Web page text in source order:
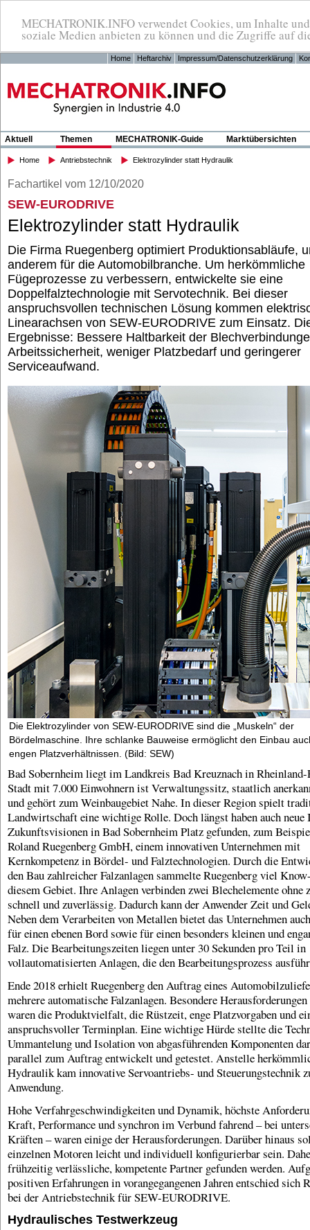
MECHATRONIK.INFO verwendet Cookies, um Inhalte
soziale Medien anbieten zu können und die Zugriffe auf
Home Heftarchiv Impressum/Datenschutzerklärung
Aktuell Themen MECHATRONIK-Guide Marktübersichten
Home Antriebstechnik Elektrozylinder statt Hydraulik
Fachartikel vom 12/10/2020
SEW-EURODRIVE
Elektrozylinder statt Hydraulik
Die Firma Ruegenberg optimiert Produktionsabläufe,
anderem für die Automobilbranche. Um herkömmliche
Fügeprozesse zu verbessern, entwickelte sie eine
Doppelfalztechnologie mit Servotechnik. Bei dieser
anspruchsvollen technischen Lösung kommen
Linearachsen von SEW-EURODRIVE zum Einsatz.
Ergebnisse: Bessere Haltbarkeit der
Arbeitssicherheit, weniger Platzbedarf und geringerer
Serviceaufwand.
Die Elektrozylinder von SEW-EURODRIVE sind die „Muskeln“ der
Bördelmaschine. Ihre schlanke Bauweise ermöglicht den Einbau
engen Platzverhältnissen. (Bild: SEW)
Bad Sobernheim liegt im Landkreis Bad Kreuznach in
Stadt mit 7.000 Einwohnern ist Verwaltungssitz, staatlich
und gehört zum Weinbaugebiet Nahe. In dieser Region spielt
Landwirtschaft eine wichtige Rolle. Doch längst haben auch neue
Zukunftsvisionen in Bad Sobernheim Platz gefunden, zum
Roland Ruegenberg GmbH, einem innovativen Unternehmen mit
Kernkompetenz in Bördel- und Falztechnologien. Durch die
den Bau zahlreicher Falzanlagen sammelte Ruegenberg viel
diesem Gebiet. Ihre Anlagen verbinden zwei Blechelemente ohne
schnell und zuverlässig. Dadurch kann der Anwender Zeit und
Neben dem Verarbeiten von Metallen bietet das Unternehmen
für einen ebenen Bord sowie für einen besonders kleinen und
Falz. Die Bearbeitungszeiten liegen unter 30 Sekunden pro Teil in
vollautomatisierten Anlagen, die den Bearbeitungsprozess
Ende 2018 erhielt Ruegenberg den Auftrag eines
mehrere automatische Falzanlagen. Besondere
waren die Produktvielfalt, die Rüstzeit, enge Platzvorgaben und
anspruchsvoller Terminplan. Eine wichtige Hürde stellte die
Ummantelung und Isolation von abgasführenden Komponenten
parallel zum Auftrag entwickelt und getestet. Anstelle
Hydraulik kam innovative Servoantriebs- und Steuerungstechnik
Anwendung.
Hohe Verfahrgeschwindigkeiten und Dynamik, höchste
Kraft, Performance und synchron im Verbund fahrend – bei
Kräften – waren einige der Herausforderungen. Darüber hinaus
einzelnen Motoren leicht und individuell konfigurierbar sein.
frühzeitig verlässliche, kompetente Partner gefunden werden.
positiven Erfahrungen in vorangegangenen Jahren entschied sich
bei der Antriebstechnik für SEW-EURODRIVE.
Hydraulisches Testwerkzeug